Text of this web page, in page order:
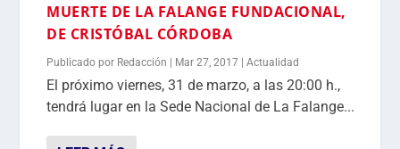
MUERTE DE LA FALANGE FUNDACIONAL,
DE CRISTÓBAL CÓRDOBA
Publicado por Redacción | Mar 27, 2017 |Actualidad
El próximo viernes, 31 de marzo, a las 20:00 h.,
tendrá lugar en la Sede Nacional de La Falange...